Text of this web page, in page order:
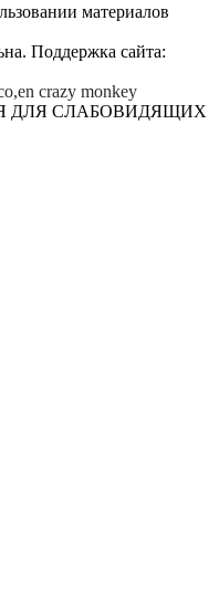
материалов
Поддержка сайта:
crazy monkey
ДЛЯ СЛАБОВИДЯЩИХ